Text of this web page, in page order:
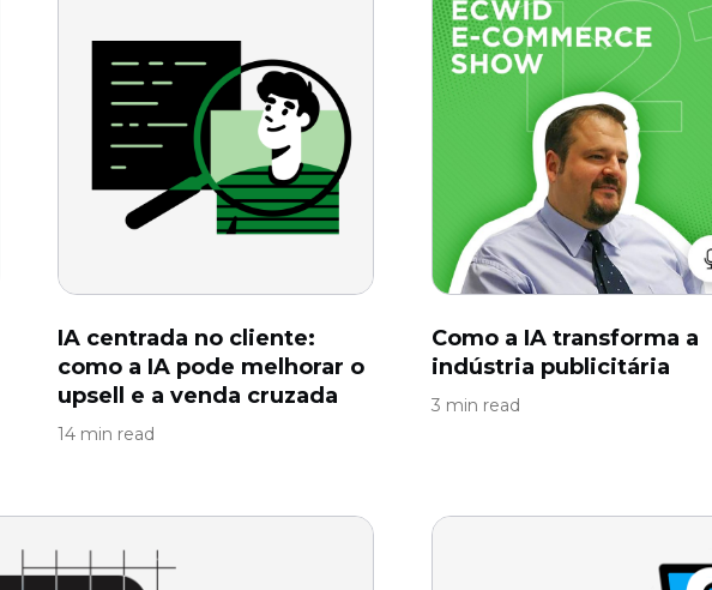
IA centrada no cliente:
como a IA pode melhorar o
upsell e a venda cruzada
14 min read
Como a IA transforma a
indústria publicitária
3 min read